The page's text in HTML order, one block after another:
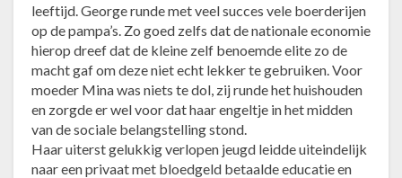
leeftijd. George runde met veel succes vele boerderijen
op de pampa’s. Zo goed zelfs dat de nationale economie
hierop dreef dat de kleine zelf benoemde elite zo de
macht gaf om deze niet echt lekker te gebruiken. Voor
moeder Mina was niets te dol, zij runde het huishouden
en zorgde er wel voor dat haar engeltje in het midden
van de sociale belangstelling stond.
Haar uiterst gelukkig verlopen jeugd leidde uiteindelijk
naar een privaat met bloedgeld betaalde educatie en